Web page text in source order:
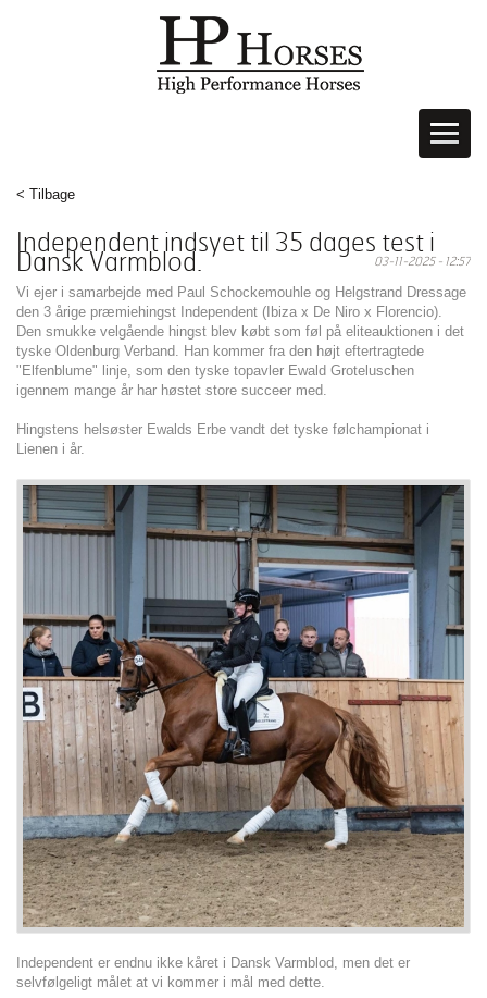
< Tilbage
Independent indsyet til 35 dages test i
Dansk Varmblod. 03-11-2025 - 12:57
Vi ejer i samarbejde med Paul Schockemouhle og Helgstrand Dressage
den 3 årige præmiehingst Independent (Ibiza x De Niro x Florencio).
Den smukke velgående hingst blev købt som føl på eliteauktionen i det
tyske Oldenburg Verband. Han kommer fra den højt eftertragtede
"Elfenblume" linje, som den tyske topavler Ewald Groteluschen
igennem mange år har høstet store succeer med.
Hingstens helsøster Ewalds Erbe vandt det tyske følchampionat i
Lienen i år.
Independent er endnu ikke kåret i Dansk Varmblod, men det er
selvfølgeligt målet at vi kommer i mål med dette.